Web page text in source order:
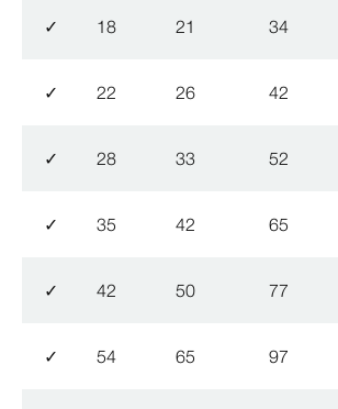
✓ 18 21 34
✓ 22 26 42
✓ 28 33 52
✓ 35 42 65
✓ 42 50 77
✓ 54 65 97